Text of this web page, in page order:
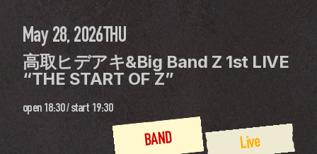
May 28, 2026THU
高取ヒデアキ&Big Band Z 1st LIVE
“THE START OF Z”
open 18:30 / start 19:30
Live
BAND